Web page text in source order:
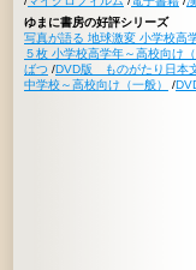
ゆまに書房の好評シリーズ
写真が語る 地球激変 小学校高
５枚 小学校高学年～高校向け（
ばつ /DVD版 ものがたり日本
中学校～高校向け（一般）
/